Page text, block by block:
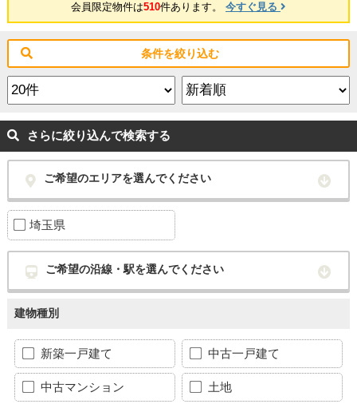
会員限定物件は510件あります。 今すぐ見る
条件を絞り込む
さらに絞り込んで検索する
ご希望のエリアを選んでください
埼玉県
ご希望の沿線・駅を選んでください
建物種別
新築一戸建て 中古一戸建て
中古マンション 土地